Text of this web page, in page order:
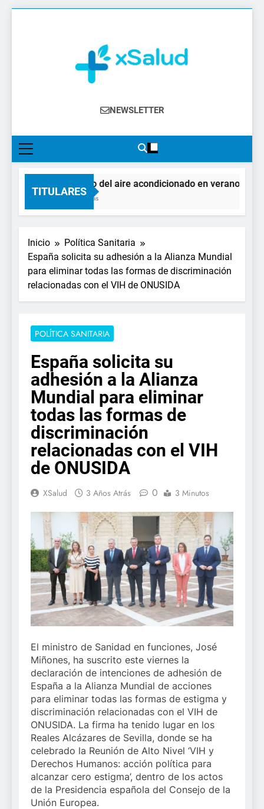
XSalud
Noticias Del Sector Salud. Congresos Y
Farmacéutica, Atención Primaria,
Especialistas, Farmacia, Etc…
NEWSLETTER
TITULARES
El impacto del aire acondicionado en verano:
12 Horas Atrás
Inicio
Política Sanitaria
España solicita su adhesión a la Alianza Mundial
para eliminar todas las formas de discriminación
relacionadas con el VIH de ONUSIDA
POLÍTICA SANITARIA
España solicita su
adhesión a la Alianza
Mundial para eliminar
todas las formas de
discriminación
relacionadas con el VIH
de ONUSIDA
XSalud 3 Años Atrás 0 3 Minutos
El ministro de Sanidad en funciones, José
Miñones, ha suscrito este viernes la
declaración de intenciones de adhesión de
España a la Alianza Mundial de acciones
para eliminar todas las formas de estigma y
discriminación relacionadas con el VIH de
ONUSIDA. La firma ha tenido lugar en los
Reales Alcázares de Sevilla, donde se ha
celebrado la Reunión de Alto Nivel ‘VIH y
Derechos Humanos: acción política para
alcanzar cero estigma’, dentro de los actos
de la Presidencia española del Consejo de la
Unión Europea.